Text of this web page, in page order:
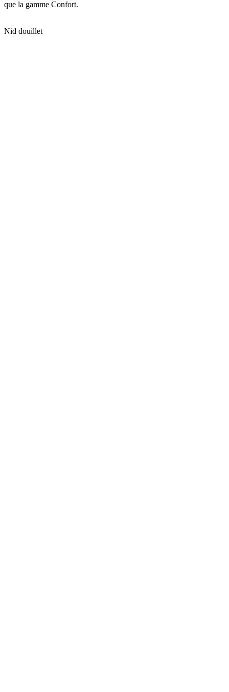
que la gamme Confort.
Nid douillet